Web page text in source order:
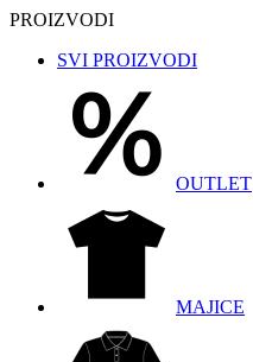
PROIZVODI
SVI PROIZVODI
OUTLET
MAJICE